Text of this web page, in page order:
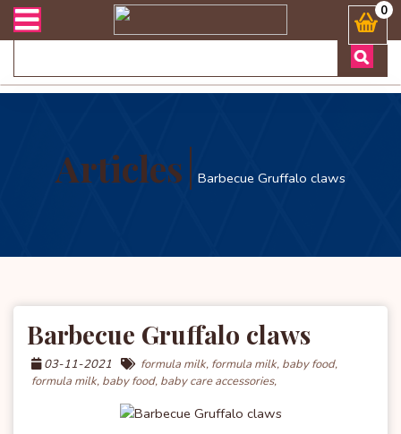
সংক্রান্ত যেকোনো জিজ্ঞাসায় কল করুনঃ ( Whatsapp ) 0
Articles Barbecue Gruffalo claws
Barbecue Gruffalo claws
03-11-2021 formula milk, formula milk, baby food,
formula milk, baby food, baby care accessories,